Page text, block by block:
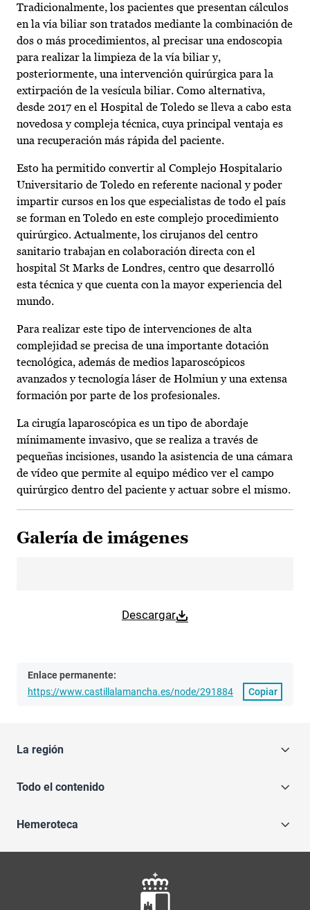
Tradicionalmente, los pacientes que presentan cálculos
en la vía biliar son tratados mediante la combinación de
dos o más procedimientos, al precisar una endoscopia
para realizar la limpieza de la vía biliar y,
posteriormente, una intervención quirúrgica para la
extirpación de la vesícula biliar. Como alternativa,
desde 2017 en el Hospital de Toledo se lleva a cabo esta
novedosa y compleja técnica, cuya principal ventaja es
una recuperación más rápida del paciente.
Esto ha permitido convertir al Complejo Hospitalario
Universitario de Toledo en referente nacional y poder
impartir cursos en los que especialistas de todo el país
se forman en Toledo en este complejo procedimiento
quirúrgico. Actualmente, los cirujanos del centro
sanitario trabajan en colaboración directa con el
hospital St Marks de Londres, centro que desarrolló
esta técnica y que cuenta con la mayor experiencia del
mundo.
Para realizar este tipo de intervenciones de alta
complejidad se precisa de una importante dotación
tecnológica, además de medios laparoscópicos
avanzados y tecnología láser de Holmiun y una extensa
formación por parte de los profesionales.
La cirugía laparoscópica es un tipo de abordaje
mínimamente invasivo, que se realiza a través de
pequeñas incisiones, usando la asistencia de una cámara
de vídeo que permite al equipo médico ver el campo
quirúrgico dentro del paciente y actuar sobre el mismo.
Galería de imágenes
Descargar
Enlace permanente:
https://www.castillalamancha.es/node/291884
Copiar
La región
Todo el contenido
Hemeroteca